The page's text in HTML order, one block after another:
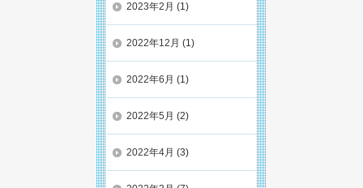
2023年2月 (1)
2022年12月 (1)
2022年6月 (1)
2022年5月 (2)
2022年4月 (3)